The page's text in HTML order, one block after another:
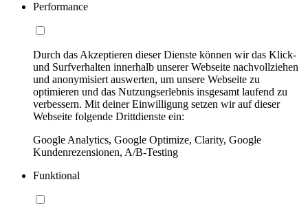
Performance
Durch das Akzeptieren dieser Dienste können wir das Klick-
und Surfverhalten innerhalb unserer Webseite nachvollziehen
und anonymisiert auswerten, um unsere Webseite zu
optimieren und das Nutzungserlebnis insgesamt laufend zu
verbessern. Mit deiner Einwilligung setzen wir auf dieser
Webseite folgende Drittdienste ein:
Google Analytics, Google Optimize, Clarity, Google
Kundenrezensionen, A/B-Testing
Funktional